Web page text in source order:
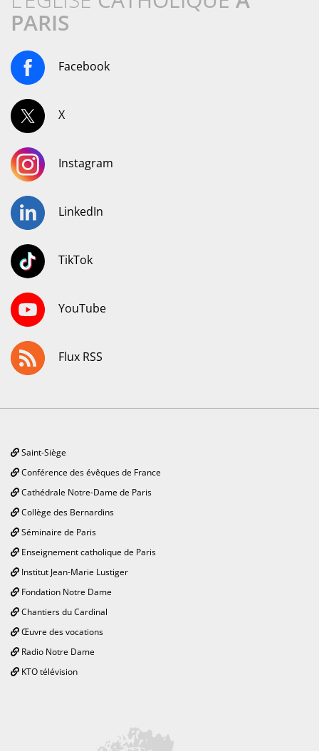
PARIS
Facebook
X
Instagram
LinkedIn
TikTok
YouTube
Flux RSS
Saint-Siège
Conférence des évêques de France
Cathédrale Notre-Dame de Paris
Collège des Bernardins
Séminaire de Paris
Enseignement catholique de Paris
Institut Jean-Marie Lustiger
Fondation Notre Dame
Chantiers du Cardinal
Œuvre des vocations
Radio Notre Dame
KTO télévision